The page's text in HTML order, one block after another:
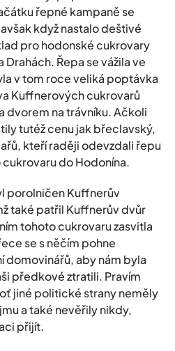
řepné kampaně se
když nastalo deštivé
pro hodonské cukrovary
Řepa se vážila ve
v tom roce veliká poptávka
Kuffnerových cukrovarů
dvorem na trávníku. Ačkoli
tutéž cenu jak břeclavský,
kteří raději odevzdali řepu
do Hodonína.
porolničen Kuffnerův
také patřil Kuffnerův dvůr
tohoto cukrovaru zasvitla
se s něčím pohne
domovinářů, aby nám byla
předkové ztratili. Pravím
jiné politické strany neměly
a také nevěřily nikdy,
přijít.